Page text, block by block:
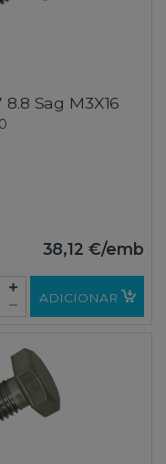
8.8 Sag M3X16
38,12 €/emb
ADICIONAR